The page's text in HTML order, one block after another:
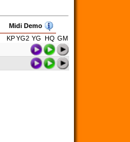
Midi Demo
KPYG2 YG HQ GM